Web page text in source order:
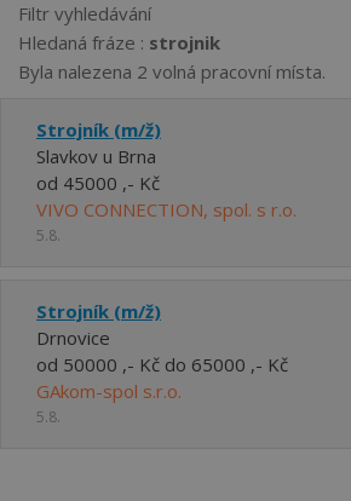
Filtr vyhledávání
Hledaná fráze : strojnik
Byla nalezena 2 volná pracovní místa.
Strojník (m/ž)
Slavkov u Brna
od 45000 ,- Kč
VIVO CONNECTION, spol. s r.o.
5.8.
Strojník (m/ž)
Drnovice
od 50000 ,- Kč do 65000 ,- Kč
GAkom-spol s.r.o.
5.8.